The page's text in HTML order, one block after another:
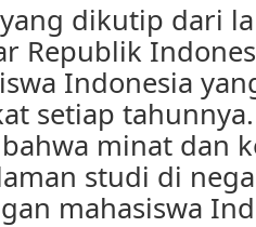
dikutip dari
Republik
Indonesia
setiap
minat dan
studi di
mahasiswa